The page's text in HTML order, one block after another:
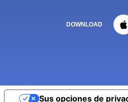
DOWNLOAD
Sus opciones de